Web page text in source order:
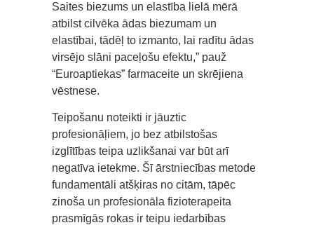
Saites biezums un elastība lielā mērā
atbilst cilvēka ādas biezumam un
elastībai, tādēļ to izmanto, lai radītu ādas
virsējo slāni paceļošu efektu,” pauž
“Euroaptiekas” farmaceite un skrējiena
vēstnese.
Teipošanu noteikti ir jāuztic
profesionāļiem, jo bez atbilstošas
izglītības teipa uzlikšanai var būt arī
negatīva ietekme. Šī ārstniecības metode
fundamentāli atšķiras no citām, tāpēc
zinoša un profesionāla fizioterapeita
prasmīgās rokas ir teipu iedarbības